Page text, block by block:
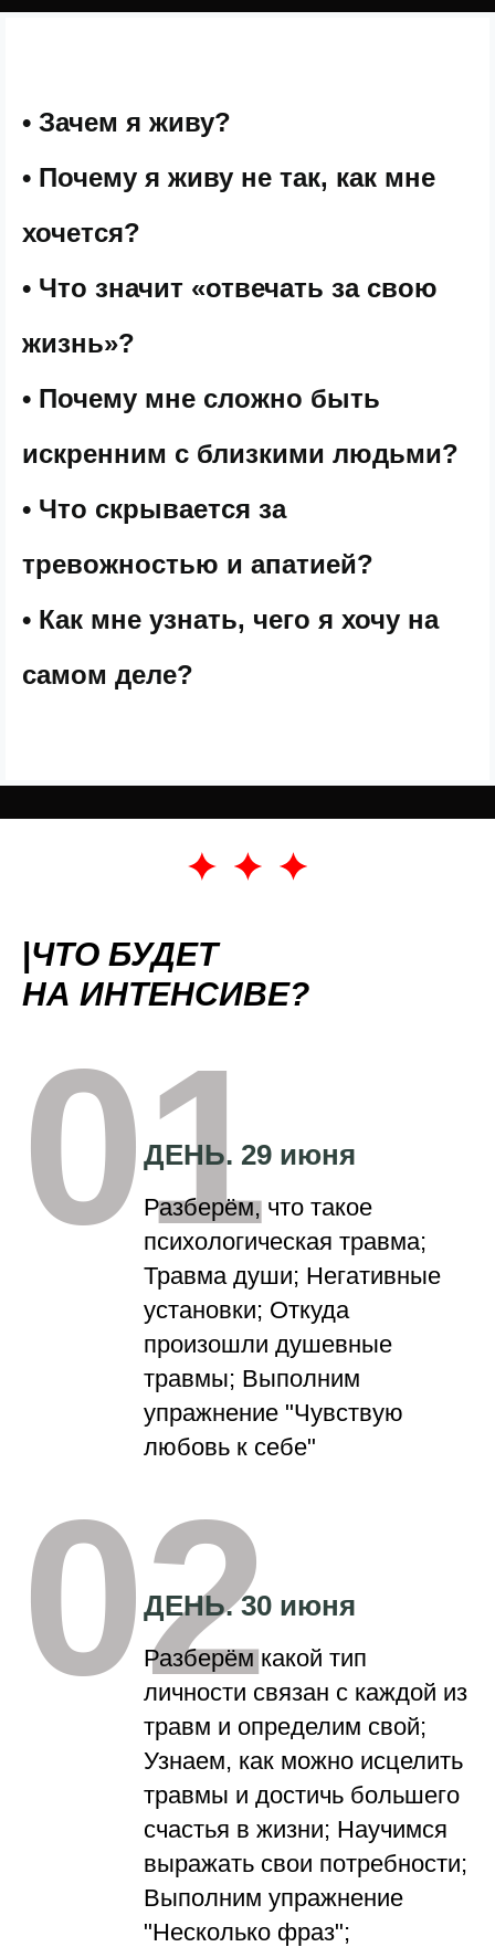
• Зачем я живу?
• Почему я живу не так, как мне
хочется?
• Что значит «отвечать за свою
жизнь»?
• Почему мне сложно быть
искренним с близкими людьми?
• Что скрывается за
тревожностью и апатией?
• Как мне узнать, чего я хочу на
самом деле?
|ЧТО БУДЕТ
НА ИНТЕНСИВЕ?
ДЕНЬ. 29 июня
Разберём, что такое
психологическая травма;
Травма души; Негативные
установки; Откуда
произошли душевные
травмы; Выполним
упражнение "Чувствую
любовь к себе"
01
ДЕНЬ. 30 июня
Разберём какой тип
личности связан с каждой из
травм и определим свой;
Узнаем, как можно исцелить
травмы и достичь большего
счастья в жизни; Научимся
выражать свои потребности;
Выполним упражнение
"Несколько фраз";
02